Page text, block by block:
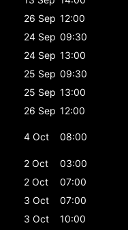
26 Sep 12:00
24 Sep 09:30
24 Sep 13:00
25 Sep 09:30
25 Sep 13:00
26 Sep 12:00
4 Oct 08:00
2 Oct
03:00
2 Oct
07:00
3 Oct
07:00
3 Oct
10:00